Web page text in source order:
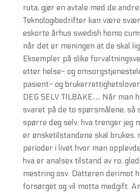
ruta, gjør en avtale med de andre.
Teknologibedrifter kan være
eskorte århus swedish homo
når det er meningen at de skal
Eksempler på slike
etter helse- og
pasient- og
DEG SELV TILBAKE… Når man
svaret på de to spørsmålene, så
spørre deg selv, hva trenger jeg
er ønsketilstandene skal brukes,
perioder i livet hvor man
hva er analsex tilstand av ro,
mestring osv. Datteren derimot
forsørget og vil motta medgift.